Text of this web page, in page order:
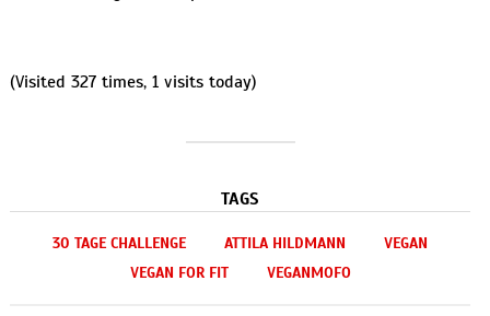
(Visited 327 times, 1 visits today)
TAGS
30 TAGE CHALLENGE ATTILA HILDMANN
VEGAN
VEGAN FOR FIT
VEGANMOFO